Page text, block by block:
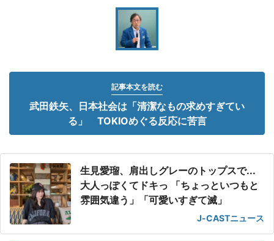
記事本文を読む
武田鉄矢、日本社会は「清潔なもの求めすぎてい
る」 TOKIOめぐる反応に苦言
生見愛瑠、肩出しグレーのトップスで...
大人っぽくてドキっ 「ちょっといつもと
雰囲気違う」「可愛いすぎて滅」
J-CASTニュース